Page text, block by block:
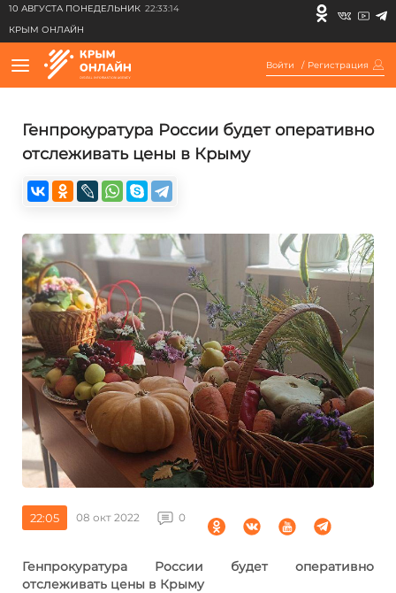
10 АВГУСТА ПОНЕДЕЛЬНИК 22:33:14
КРЫМ ОНЛАЙН
Войти / Регистрация
Генпрокуратура России будет оперативно
отслеживать цены в Крыму
22:05 08 окт 2022 0
Генпрокуратура России будет оперативно
отслеживать цены в Крыму